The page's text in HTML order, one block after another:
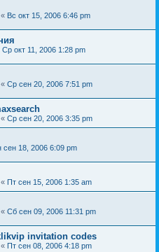
« Вс окт 15, 2006 6:46 pm
Ср окт 11, 2006 1:28 pm
« Ср сен 20, 2006 7:51 pm
« Ср сен 20, 2006 3:35 pm
сен 18, 2006 6:09 pm
« Пт сен 15, 2006 1:35 am
« Сб сен 09, 2006 11:31 pm
invitation codes
« Пт сен 08, 2006 4:18 pm